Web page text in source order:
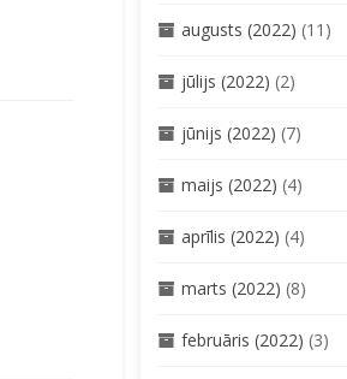
augusts (2022) (11)
jūlijs (2022) (2)
jūnijs (2022) (7)
maijs (2022) (4)
aprīlis (2022) (4)
marts (2022) (8)
februāris (2022) (3)